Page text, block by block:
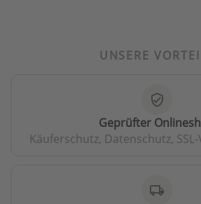
UNSERE
verified_user
Geprüfter
Käuferschutz, Datenschutz,
local_shipping